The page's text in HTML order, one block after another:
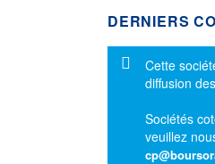
DERNIERS
Message
Cette
diffusion
Sociétés
veuillez